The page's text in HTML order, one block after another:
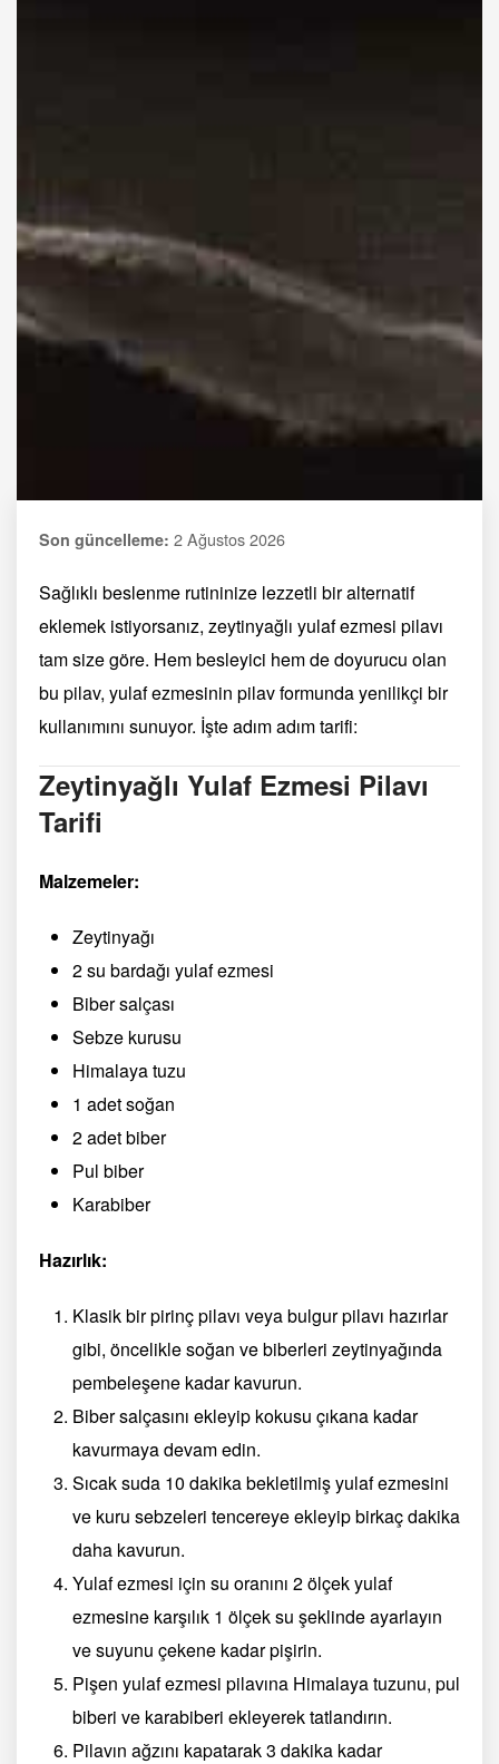
Son güncelleme: 2 Ağustos 2026
Sağlıklı beslenme rutininize lezzetli bir alternatif
eklemek istiyorsanız, zeytinyağlı yulaf ezmesi pilavı
tam size göre. Hem besleyici hem de doyurucu olan
bu pilav, yulaf ezmesinin pilav formunda yenilikçi bir
kullanımını sunuyor. İşte adım adım tarifi:
Zeytinyağlı Yulaf Ezmesi Pilavı
Tarifi
Malzemeler:
Zeytinyağı
2 su bardağı yulaf ezmesi
Biber salçası
Sebze kurusu
Himalaya tuzu
1 adet soğan
2 adet biber
Pul biber
Karabiber
Hazırlık:
Klasik bir pirinç pilavı veya bulgur pilavı hazırlar
gibi, öncelikle soğan ve biberleri zeytinyağında
pembeleşene kadar kavurun.
Biber salçasını ekleyip kokusu çıkana kadar
kavurmaya devam edin.
Sıcak suda 10 dakika bekletilmiş yulaf ezmesini
ve kuru sebzeleri tencereye ekleyip birkaç dakika
daha kavurun.
Yulaf ezmesi için su oranını 2 ölçek yulaf
ezmesine karşılık 1 ölçek su şeklinde ayarlayın
ve suyunu çekene kadar pişirin.
Pişen yulaf ezmesi pilavına Himalaya tuzunu, pul
biberi ve karabiberi ekleyerek tatlandırın.
Pilavın ağzını kapatarak 3 dakika kadar